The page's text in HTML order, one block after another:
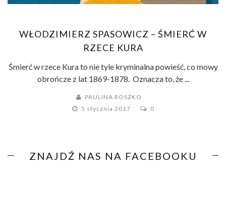
WŁODZIMIERZ SPASOWICZ – ŚMIERĆ W
RZECE KURA
Śmierć w rzece Kura to nie tyle kryminalna powieść, co mowy
obrończe z lat 1869-1878. Oznacza to, że ...
PAULINA ROSZKO
5 stycznia 2017
0
ZNAJDŹ NAS NA FACEBOOKU